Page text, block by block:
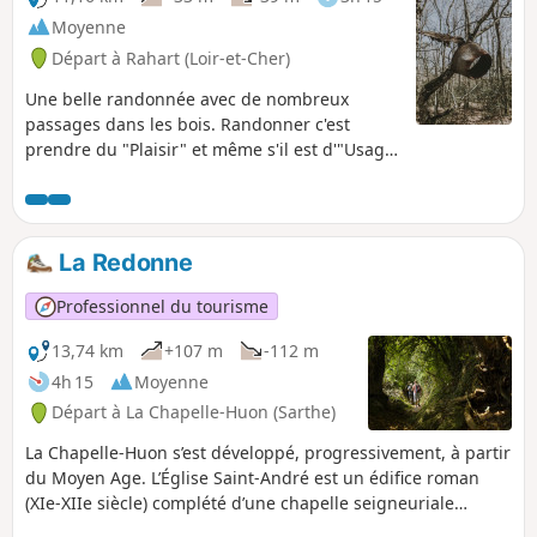
Moyenne
Départ à Rahart (Loir-et-Cher)
Une belle randonnée avec de nombreux
passages dans les bois. Randonner c'est
prendre du "Plaisir" et même s'il est d'"Usage
aucun "Souci " vous arriverez toujours à
l'église.
La Redonne
Professionnel du tourisme
13,74 km
+107 m
-112 m
4h 15
Moyenne
Départ à La Chapelle-Huon (Sarthe)
La Chapelle-Huon s’est développé, progressivement, à partir
du Moyen Age. L’Église Saint-André est un édifice roman
(XIe-XIIe siècle) complété d’une chapelle seigneuriale